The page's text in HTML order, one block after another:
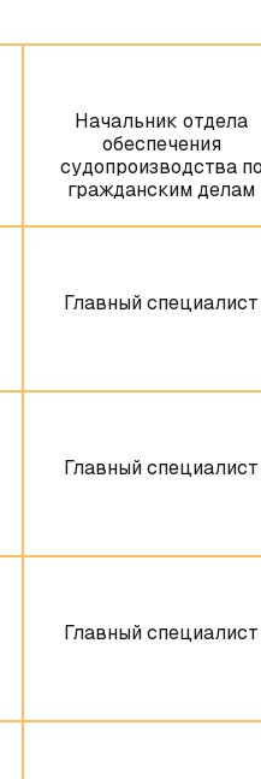
Начальник отдела
обеспечения
судопроизводства
гражданским делам
Главный специалист
Главный специалист
Главный специалист